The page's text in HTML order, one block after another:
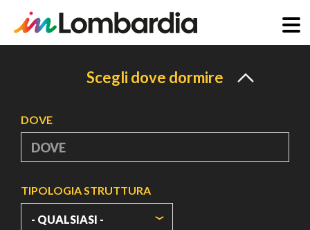
Scegli dove dormire
DOVE
TIPOLOGIA STRUTTURA